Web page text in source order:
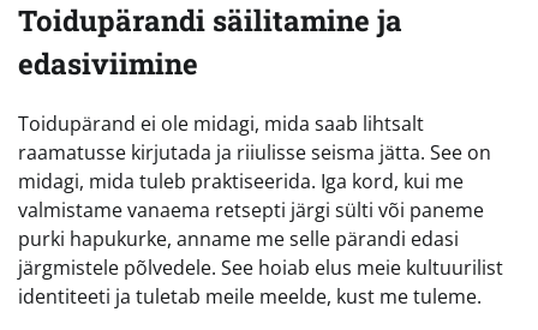
Toidupärandi säilitamine ja
edasiviimine
Toidupärand ei ole midagi, mida saab lihtsalt
raamatusse kirjutada ja riiulisse seisma jätta. See on
midagi, mida tuleb praktiseerida. Iga kord, kui me
valmistame vanaema retsepti järgi sülti või paneme
purki hapukurke, anname me selle pärandi edasi
järgmistele põlvedele. See hoiab elus meie kultuurilist
identiteeti ja tuletab meile meelde, kust me tuleme.